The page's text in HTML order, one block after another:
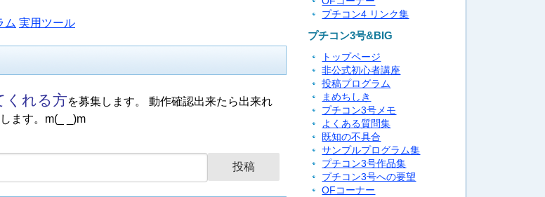
ム 実用ツール
くれる方を募集します。 動作確認出来たら出来れ
ます。m(_ _)m
プチコン4 リンク集
プチコン3号&BIG
トップページ
非公式初心者講座
投稿プログラム
まめちしき
プチコン3号メモ
よくある質問集
既知の不具合
サンプルプログラム集
プチコン3号作品集
プチコン3号への要望
OFコーナー